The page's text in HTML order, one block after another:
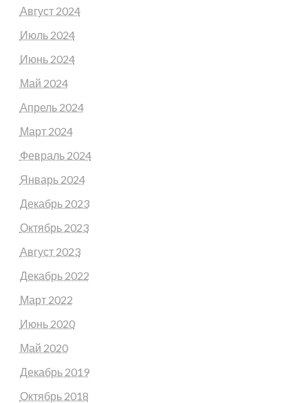
Август 2024
Июль 2024
Июнь 2024
Май 2024
Апрель 2024
Март 2024
Февраль 2024
Январь 2024
Декабрь 2023
Октябрь 2023
Август 2023
Декабрь 2022
Март 2022
Июнь 2020
Май 2020
Декабрь 2019
Октябрь 2018